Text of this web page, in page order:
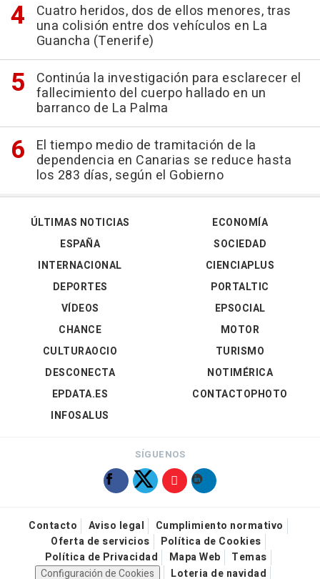
Cuatro heridos, dos de ellos menores, tras
una colisión entre dos vehículos en La
Guancha (Tenerife)
Continúa la investigación para esclarecer el
fallecimiento del cuerpo hallado en un
barranco de La Palma
El tiempo medio de tramitación de la
dependencia en Canarias se reduce hasta
los 283 días, según el Gobierno
ÚLTIMAS NOTICIAS
ESPAÑA
INTERNACIONAL
DEPORTES
VÍDEOS
ECONOMÍA
SOCIEDAD
CIENCIAPLUS
PORTALTIC
EPSOCIAL
CHANCE
CULTURAOCIO
DESCONECTA
EPDATA.ES
INFOSALUS
MOTOR
TURISMO
NOTIMÉRICA
CONTACTOPHOTO
SÍGUENOS
Contacto Aviso legal
Cumplimiento normativo
Oferta de servicios
Política de Cookies
Política de Privacidad
Mapa Web
Temas
Configuración de Cookies
Loteria de navidad